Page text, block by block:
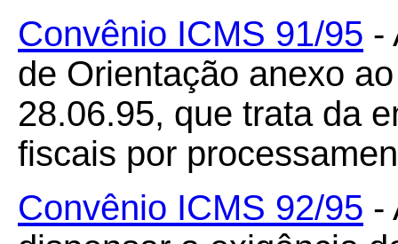
Convênio ICMS 91/95 -
de Orientação anexo
28.06.95, que trata da
fiscais por
Convênio ICMS 92/95 -